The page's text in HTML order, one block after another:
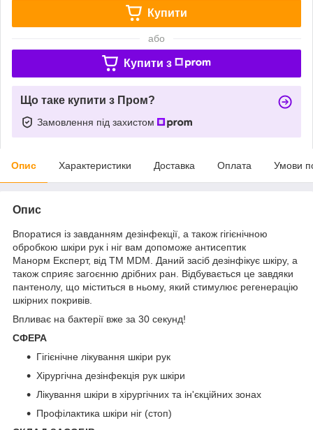
Купити
або
Купити з
Що таке купити з Пром?
Замовлення під захистом
Опис Характеристики Доставка Оплата Умови
Опис
Впоратися із завданням дезінфекції, а також гігієнічною
обробкою шкіри рук і ніг вам допоможе антисептик
Манорм Експерт, від ТМ MDM. Даний засіб дезінфікує шкіру, а
також сприяє загоєнню дрібних ран. Відбувається це завдяки
пантенолу, що міститься в ньому, який стимулює регенерацію
шкірних покривів.
Впливає на бактерії вже за 30 секунд!
СФЕРА
Гігієнічне лікування шкіри рук
Хірургічна дезінфекція рук шкіри
Лікування шкіри в хірургічних та ін'єкційних зонах
Профілактика шкіри ніг (стоп)